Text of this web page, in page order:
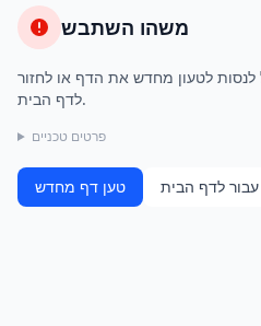
משהו השתבש
לנסות לטעון מחדש את הדף או לחזור
לדף הבית.
פרטים טכניים
טען דף מחדש עבור לדף הבית